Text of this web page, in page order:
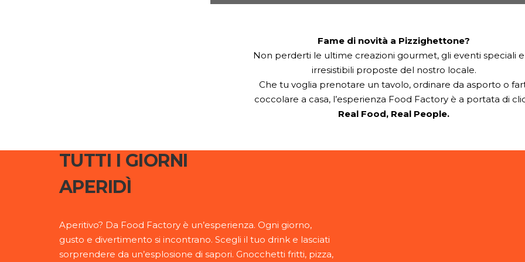
Fame di novità a Pizzighettone?
Non perderti le ultime creazioni gourmet, gli eventi speciali
irresistibili proposte del nostro locale.
Che tu voglia prenotare un tavolo, ordinare da asporto o
coccolare a casa, l’esperienza Food Factory è a portata di
Real Food, Real People.
TUTTI I GIORNI
APERIDÌ
Aperitivo? Da Food Factory è un’esperienza. Ogni giorno,
gusto e divertimento si incontrano. Scegli il tuo drink e lasciati
sorprendere da un’esplosione di sapori. Gnocchetti fritti, pizza,